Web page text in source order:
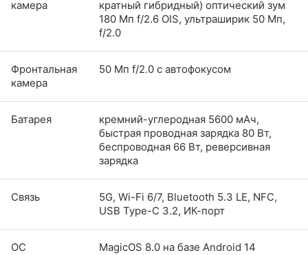
камера
кратный гибридный) оптический зум
180 Мп f/2.6 OIS, ультраширик 50 Мп,
f/2.0
Фронтальная
камера
50 Мп f/2.0 с автофокусом
Батарея
кремний-углеродная 5600 мАч,
быстрая проводная зарядка 80 Вт,
беспроводная 66 Вт, реверсивная
зарядка
Связь
5G, Wi-Fi 6/7, Bluetooth 5.3 LE, NFC,
USB Type-C 3.2, ИК-порт
ОС MagicOS 8.0 на базе Android 14